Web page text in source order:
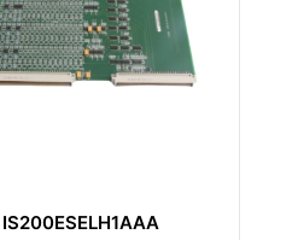
GE IS215ACLEH1B Modulo